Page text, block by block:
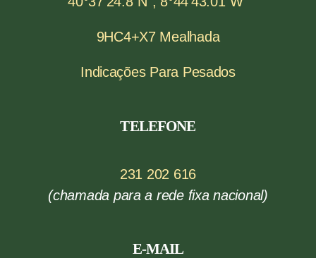
9HC4+X7 Mealhada
Indicações Para Pesados
TELEFONE
231 202 616
(chamada para a rede fixa nacional)
E-MAIL